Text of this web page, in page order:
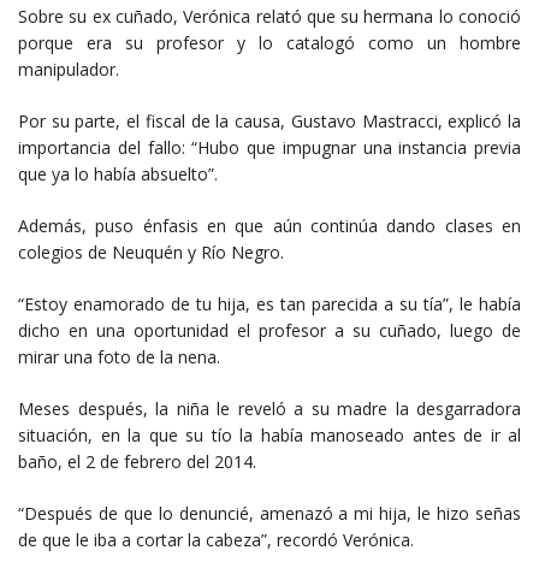
Sobre su ex cuñado, Verónica relató que su hermana lo conoció
porque era su profesor y lo catalogó como un hombre
manipulador.
Por su parte, el fiscal de la causa, Gustavo Mastracci, explicó la
importancia del fallo: “Hubo que impugnar una instancia previa
que ya lo había absuelto”.
Además, puso énfasis en que aún continúa dando clases en
colegios de Neuquén y Río Negro.
“Estoy enamorado de tu hija, es tan parecida a su tía”, le había
dicho en una oportunidad el profesor a su cuñado, luego de
mirar una foto de la nena.
Meses después, la niña le reveló a su madre la desgarradora
situación, en la que su tío la había manoseado antes de ir al
baño, el 2 de febrero del 2014.
“Después de que lo denuncié, amenazó a mi hija, le hizo señas
de que le iba a cortar la cabeza”, recordó Verónica.